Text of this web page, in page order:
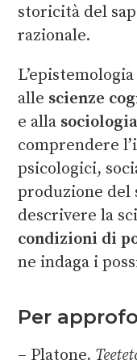
storicità del
razionale.
alle scienze
e alla
comprendere
psicologici,
produzione del
descrivere la
condizioni di
ne indaga i
Per
– Platone,